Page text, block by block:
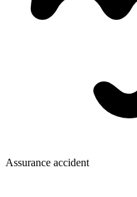
Assurance accident